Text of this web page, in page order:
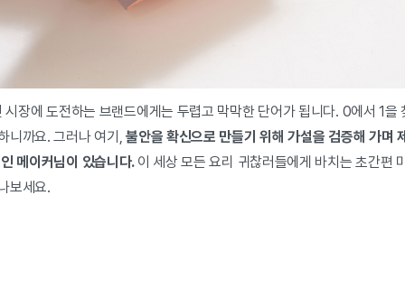
장에 도전하는 브랜드에게는 두렵고 막막한 단어가 됩니다. 0에서 1을
니까요. 그러나 여기,불안을 확신으로 만들기 위해 가설을 검증해 가며
메이커님이 있습니다. 이 세상 모든 요리 귀찮러들에게 바치는 초간편
보세요.